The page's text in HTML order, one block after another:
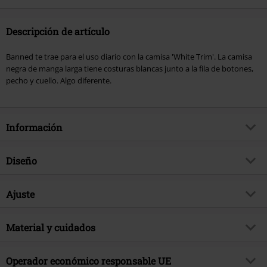
Descripción de artículo
Banned te trae para el uso diario con la camisa 'White Trim'. La camisa
negra de manga larga tiene costuras blancas junto a la fila de botones,
pecho y cuello. Algo diferente.
Información
Artículo no.
Brand
tema producto
Ropa Rockera, Rockabilly, Biker,
Fecha de lanzamiento
9/23/14
Diseño
Tipo de producto
Forma Escote
Forma Mangas
Puños de las mangas
Ajuste
Forma/Tops
Material y cuidados
Material Externo
97% algodón, 3% Spandex
Operador económico responsable UE